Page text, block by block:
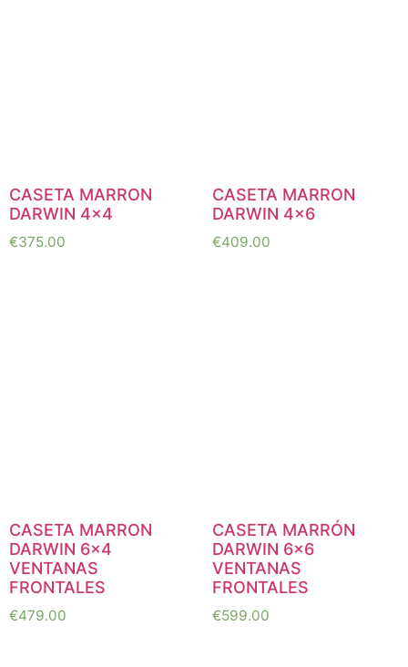
CASETA MARRON
DARWIN 4×4
€375.00
CASETA MARRON
DARWIN 4×6
€409.00
CASETA MARRON
DARWIN 6×4
VENTANAS
FRONTALES
€479.00
CASETA MARRÓN
DARWIN 6×6
VENTANAS
FRONTALES
€599.00